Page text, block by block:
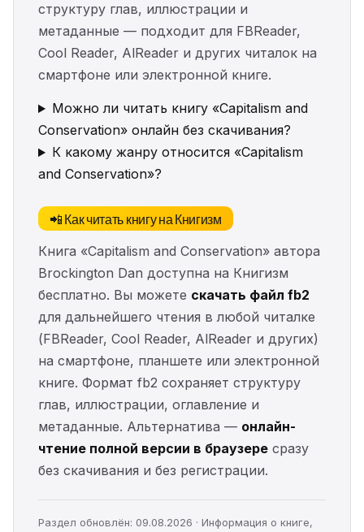
структуру глав, иллюстрации и
метаданные — подходит для FBReader,
Cool Reader, AlReader и других читалок на
смартфоне или электронной книге.
Можно ли читать книгу «Capitalism and
Conservation» онлайн без скачивания?
К какому жанру относится «Capitalism
and Conservation»?
📲 Как читать книгу на Книгизм
Книга «Capitalism and Conservation» автора
Brockington Dan доступна на Книгизм
бесплатно. Вы можете скачать файл fb2
для дальнейшего чтения в любой читалке
(FBReader, Cool Reader, AlReader и других)
на смартфоне, планшете или электронной
книге. Формат fb2 сохраняет структуру
глав, иллюстрации, оглавление и
метаданные. Альтернатива — онлайн-
чтение полной версии в браузере сразу
без скачивания и без регистрации.
Раздел обновлён: 09.08.2026 · Информация о книге,